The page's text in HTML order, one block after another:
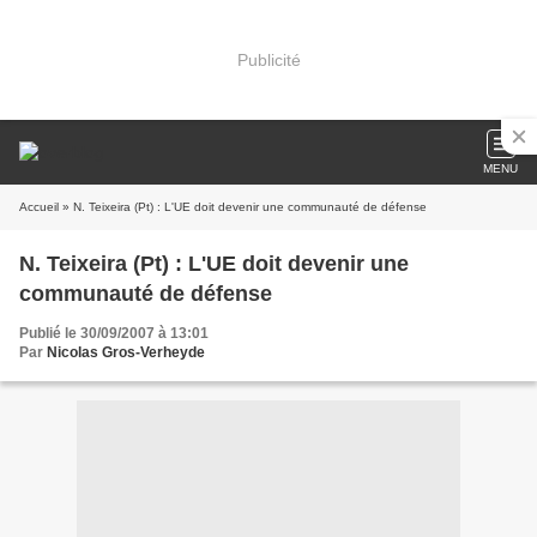
Publicité
MENU
Accueil » N. Teixeira (Pt) : L'UE doit devenir une communauté de défense
N. Teixeira (Pt) : L'UE doit devenir une
communauté de défense
Publié le 30/09/2007 à 13:01
Par Nicolas Gros-Verheyde